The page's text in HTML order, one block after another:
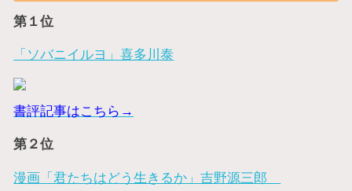
第１位
「ソバニイルヨ」喜多川泰
書評記事はこちら→
第２位
漫画「君たちはどう生きるか」吉野源三郎